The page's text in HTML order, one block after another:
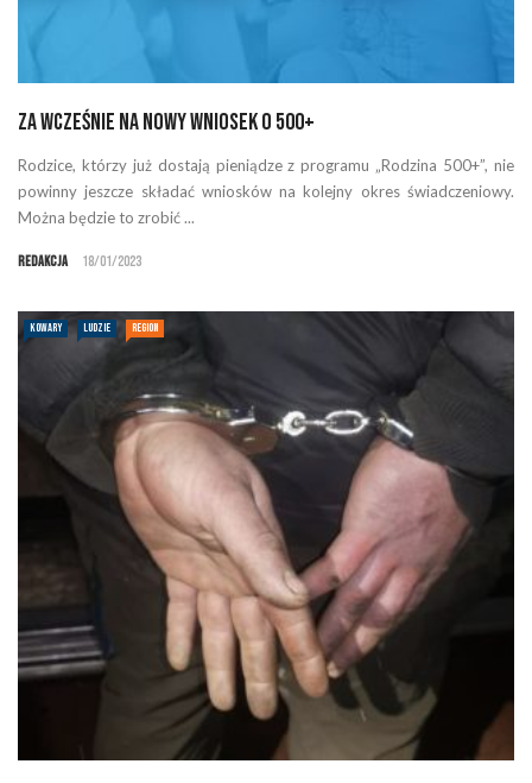
Za wcześnie na nowy wniosek o 500+
Rodzice, którzy już dostają pieniądze z programu „Rodzina 500+”, nie
powinny jeszcze składać wniosków na kolejny okres świadczeniowy.
Można będzie to zrobić ...
Redakcja 18/01/2023
KOWARY LUDZIE REGION